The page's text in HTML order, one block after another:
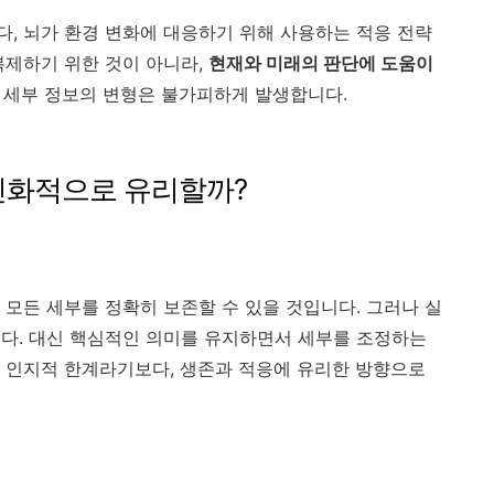
, 뇌가 환경 변화에 대응하기 위해 사용하는 적응 전략
하기 위한 것이 아니라, 현재와 미래의 판단에 도움이
부 정보의 변형은 불가피하게 발생합니다.
화적으로 유리할까?
든 세부를 정확히 보존할 수 있을 것입니다. 그러나 실
. 대신 핵심적인 의미를 유지하면서 세부를 조정하는
지적 한계라기보다, 생존과 적응에 유리한 방향으로